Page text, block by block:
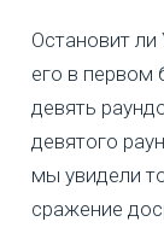
Остановит
его в первом
девять
девятого
мы увидели
сражение